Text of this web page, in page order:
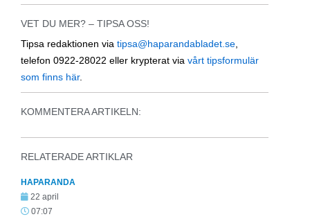
VET DU MER? – TIPSA OSS!
Tipsa redaktionen via tipsa@haparandabladet.se
telefon 0922-28022 eller krypterat via vårt tipsformulär
som finns här.
KOMMENTERA ARTIKELN:
RELATERADE ARTIKLAR
HAPARANDA
22 april
07:07